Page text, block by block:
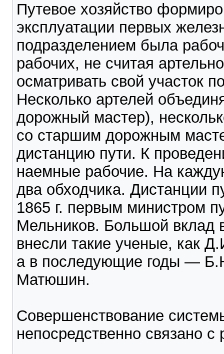
Путевое хозяйство
эксплуатации первых
подразделением была
рабочих, не считая
осматривать свой участок
Несколько артелей
дорожный мастер),
со старшим дорожным
дистанцию пути. К
наемные рабочие. На
два обходчика. Дистанции
1865 г. первым министром
Мельников. Большой вклад
внесли такие ученые, как
а в последующие годы —
Матюшин.
Совершенствование
непосредственно связано